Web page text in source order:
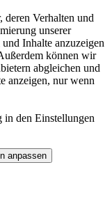
deren Verhalten und
unserer
Inhalte anzuzeigen
können wir
abgleichen und
anzeigen, nur wenn
den Einstellungen
anpassen